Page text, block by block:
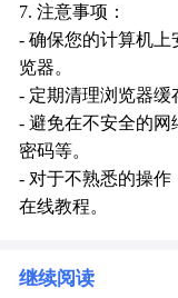
7. 注意事项：
- 确保您的计算机上
览器。
- 定期清理浏览器缓
- 避免在不安全的网
密码等。
- 对于不熟悉的操作
在线教程。
继续阅读